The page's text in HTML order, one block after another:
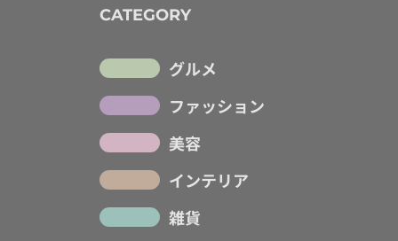
CATEGORY
グルメ
ファッション
美容
インテリア
雑貨